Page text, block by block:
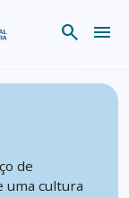
search menu
de
uma cultura